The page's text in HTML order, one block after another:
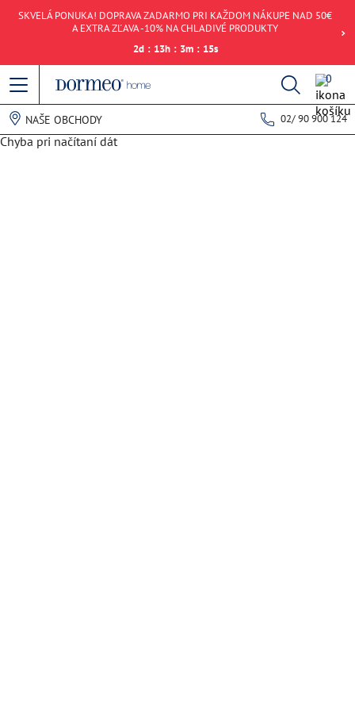
SKVELÁ PONUKA! DOPRAVA ZADARMO PRI KAŽDOM NÁKUPE NAD 50€
A EXTRA ZĽAVA -10% NA CHLADIVÉ PRODUKTY
2d : 13h : 3m : 15s
0
NAŠE OBCHODY 02/ 90 900 124
Chyba pri načítaní dát